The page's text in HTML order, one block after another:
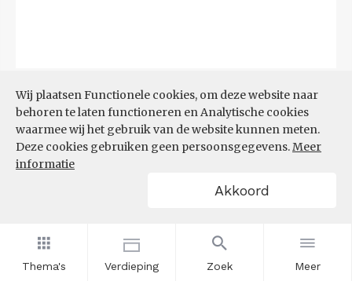
Thema's Verdieping Zoek Meer
Wij plaatsen Functionele cookies, om deze website naar
behoren te laten functioneren en Analytische cookies
waarmee wij het gebruik van de website kunnen meten.
Deze cookies gebruiken geen persoonsgegevens.Meer
informatie
Akkoord
TOP 10 REGIO'S MET KLEINSTE
AANDEEL TEKORT AAN
ARBEIDSKRACHTEN
Filters